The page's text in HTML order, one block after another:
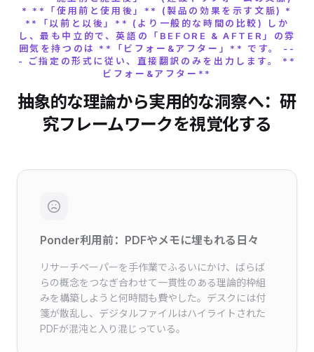
* **「使用前と使用後」** (製品の効果を示す文脈) *
**「以前と以後」** (より一般的な時間の比較) しか
し、最も中立的で、英語の「BEFORE & AFTER」の雰
囲気を持つのは **「ビフォー&アフター」** です。 --
- ご指定の形式に従い、直接翻訳のみを出力します。 **
ビフォー&アフター**
抽象的な理論から実用的な洞察へ：研
究フレームワークを視覚化する
Ponder利用前：PDFやメモに埋もれる日々
リサーチペーパーを手作業でふるいにかけ、ばらば
らの概念をつなぎ合わせて一貫性のある理論的枠組
みを構築しようと何時間も費やした。デスクには付
箋が散乱し、デジタルファイルはハイライトされた
PDFが混沌と入り混じっている。